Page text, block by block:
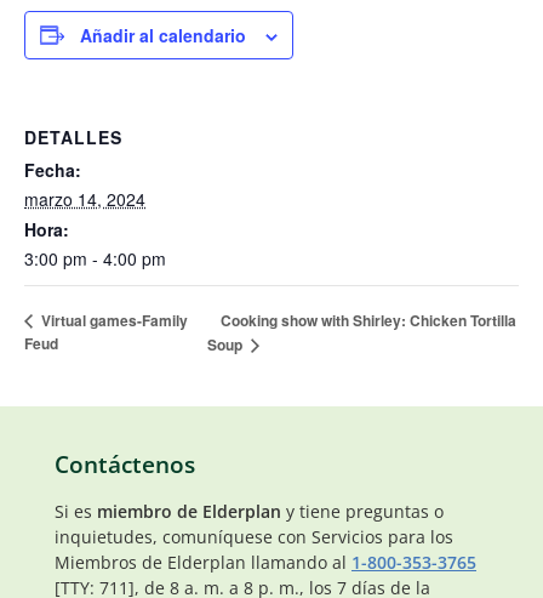
Añadir al calendario
DETALLES
Fecha:
marzo 14, 2024
Hora:
3:00 pm - 4:00 pm
Virtual games-Family
Feud
Cooking show with Shirley: Chicken Tortilla
Soup
Contáctenos
Si es miembro de Elderplan y tiene preguntas o
inquietudes, comuníquese con Servicios para los
Miembros de Elderplan llamando al 1-800-353-3765
[TTY: 711], de 8 a. m. a 8 p. m., los 7 días de la